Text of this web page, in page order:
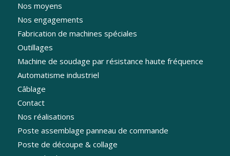
Nos moyens
Nos engagements
Fabrication de machines spéciales
Outillages
Machine de soudage par résistance haute fréquence
Automatisme industriel
Câblage
Contact
Nos réalisations
Poste assemblage panneau de commande
Poste de découpe & collage